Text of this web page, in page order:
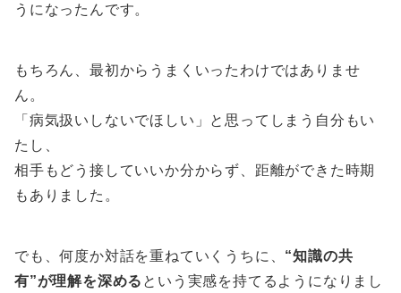
うになったんです。
もちろん、最初からうまくいったわけではありませ
ん。
「病気扱いしないでほしい」と思ってしまう自分もい
たし、
相手もどう接していいか分からず、距離ができた時期
もありました。
でも、何度か対話を重ねていくうちに、 “知識の共
有”が理解を深める という実感を持てるようになりまし